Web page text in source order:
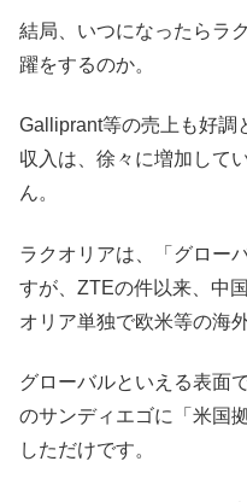
結局、いつになったらラ
躍をするのか。
Galliprant等の売上も好調
収入は、徐々に増加して
ん。
ラクオリアは、「グロー
すが、ZTEの件以来、中
オリア単独で欧米等の海
グローバルといえる表面
のサンディエゴに「米国
しただけです。